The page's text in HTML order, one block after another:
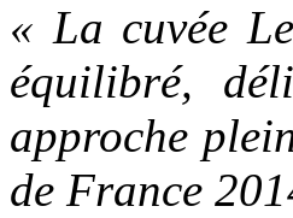
« La cuvée
équilibré,
approche
de France